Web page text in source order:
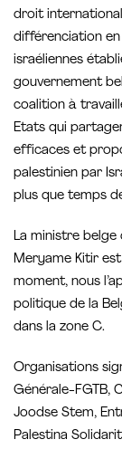
droit
différenciation
israéliennes
gouvernement
coalition à
Etats qui
efficaces et
palestinien par
plus que temps
La ministre
Meryame Kitir
moment, nous
politique de la
dans la zone C.
Organisations
Générale-FGTB,
Joodse Stem,
Palestina